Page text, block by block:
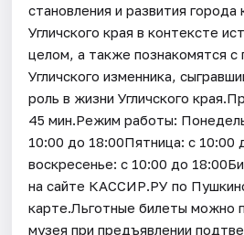
становления и развития города
Угличского края в контексте
целом, а также познакомятся с
Угличского изменника,
роль в жизни Угличского
45 мин.Режим работы:
10:00 до 18:00Пятница: с 10:00
воскресенье: с 10:00 до
на сайте КАССИР.РУ по
карте.Льготные билеты можно
музея при предъявлении